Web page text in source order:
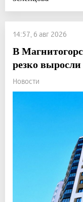
14:57, 6 авг 2026
В
резко выросли
Новости